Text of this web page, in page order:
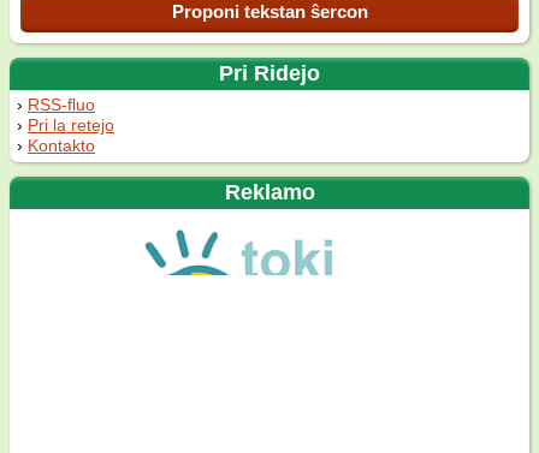
Proponi tekstan ŝercon
Pri Ridejo
RSS-fluo
Pri la retejo
Kontakto
Reklamo